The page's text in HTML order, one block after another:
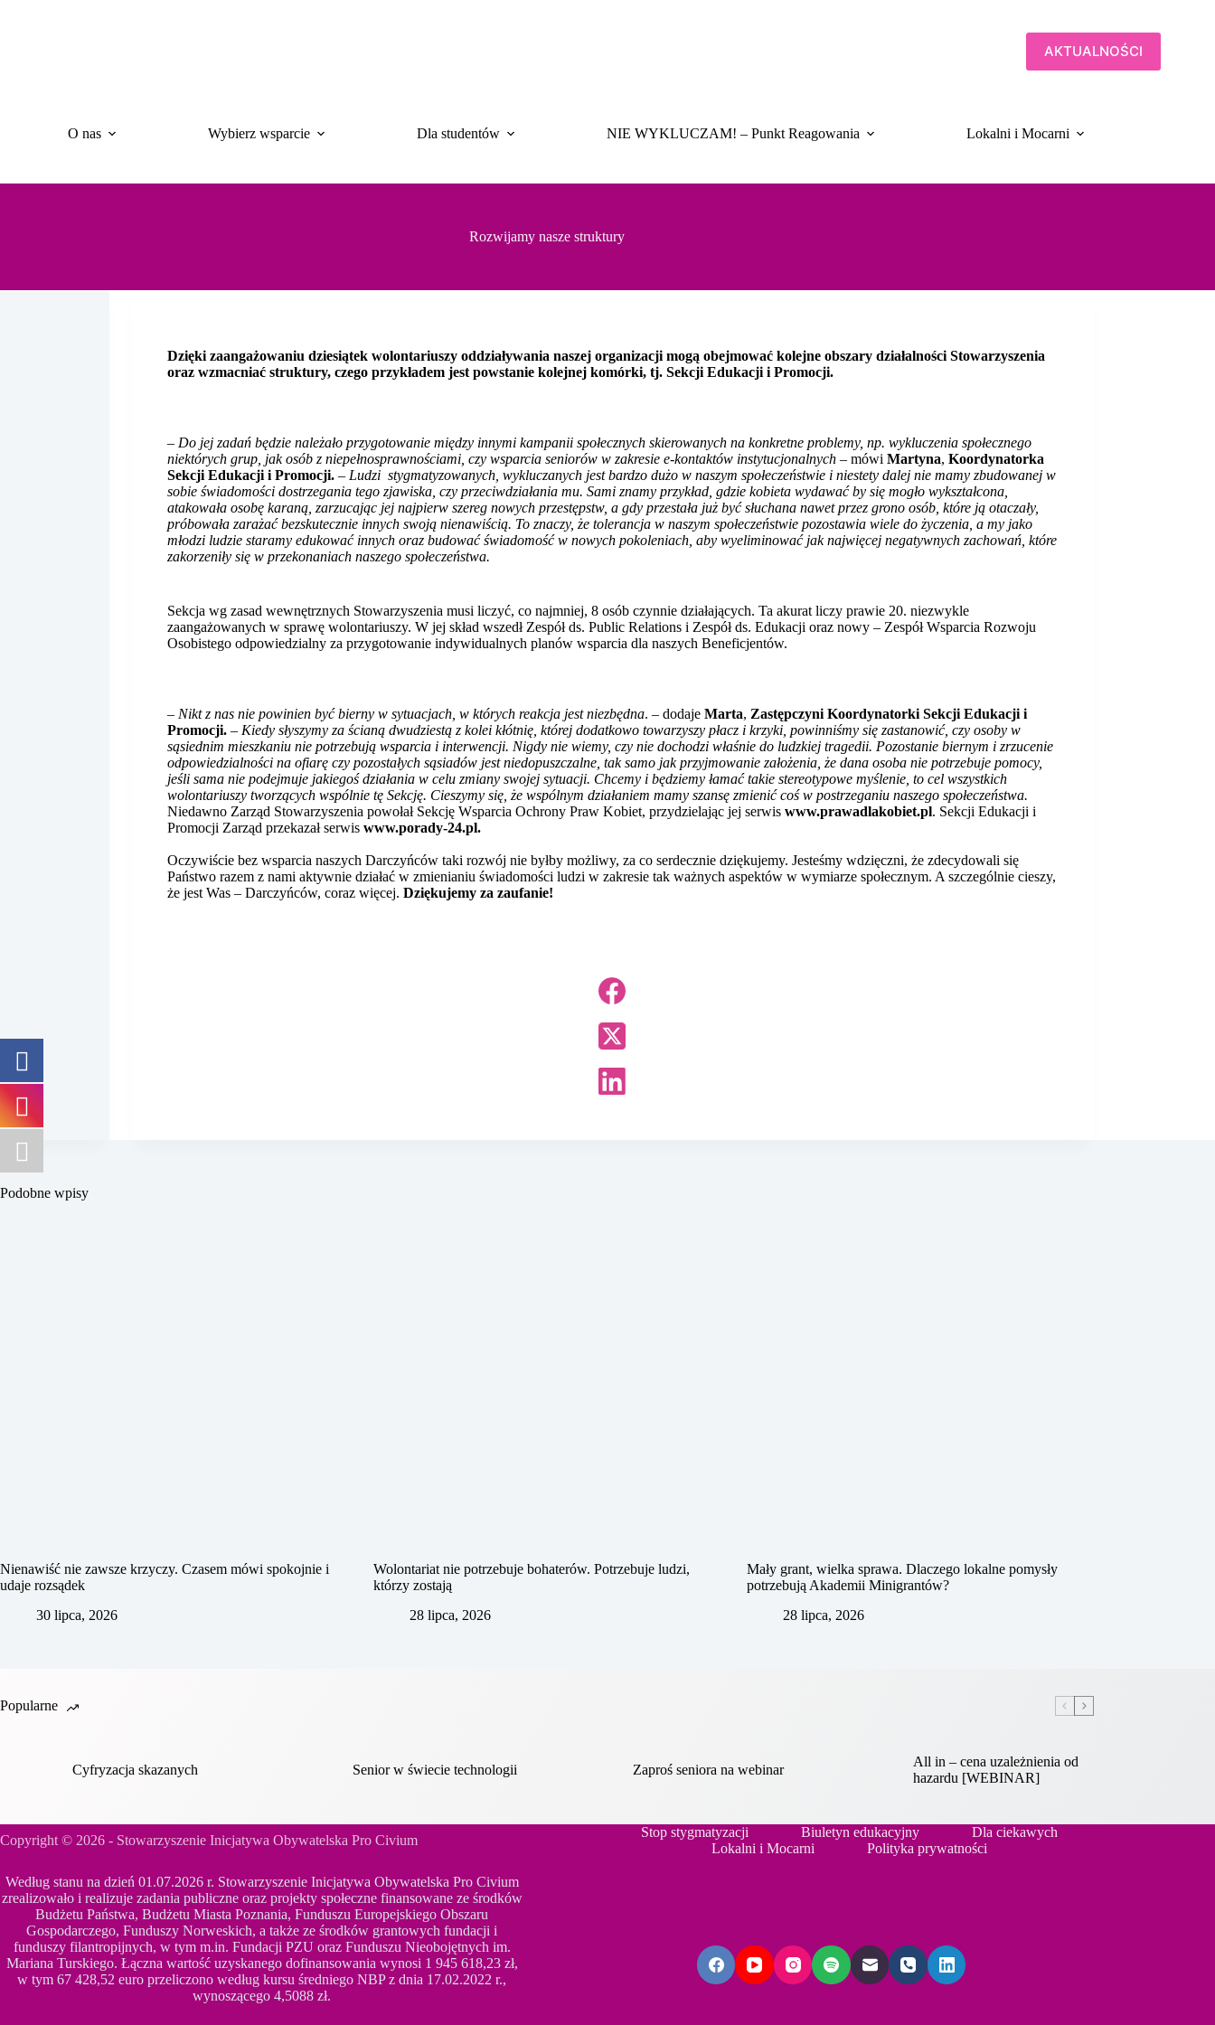
AKTUALNOŚCI
O nas Wybierz wsparcie Dla studentów NIE WYKLUCZAM! – Punkt Reagowania Lokalni i Mocarni
Rozwijamy nasze struktury
Dzięki zaangażowaniu dziesiątek wolontariuszy oddziaływania naszej organizacji mogą obejmować kolejne obszary działalności Stowarzyszenia
oraz wzmacniać struktury, czego przykładem jest powstanie kolejnej komórki, tj. Sekcji Edukacji i Promocji.
– Do jej zadań będzie należało przygotowanie między innymi kampanii społecznych skierowanych na konkretne problemy, np. wykluczenia społecznego
niektórych grup, jak osób z niepełnosprawnościami, czy wsparcia seniorów w zakresie e-kontaktów instytucjonalnych – mówiMartyna,Koordynatorka
Sekcji Edukacji i Promocji. – Ludzi stygmatyzowanych, wykluczanych jest bardzo dużo w naszym społeczeństwie i niestety dalej nie mamy zbudowanej w
sobie świadomości dostrzegania tego zjawiska, czy przeciwdziałania mu. Sami znamy przykład, gdzie kobieta wydawać by się mogło wykształcona,
atakowała osobę karaną, zarzucając jej najpierw szereg nowych przestępstw, a gdy przestała już być słuchana nawet przez grono osób, które ją otaczały,
próbowała zarażać bezskutecznie innych swoją nienawiścią. To znaczy, że tolerancja w naszym społeczeństwie pozostawia wiele do życzenia, a my jako
młodzi ludzie staramy edukować innych oraz budować świadomość w nowych pokoleniach, aby wyeliminować jak najwięcej negatywnych zachowań, które
zakorzeniły się w przekonaniach naszego społeczeństwa.
Sekcja wg zasad wewnętrznych Stowarzyszenia musi liczyć, co najmniej, 8 osób czynnie działających. Ta akurat liczy prawie 20. niezwykle
zaangażowanych w sprawę wolontariuszy. W jej skład wszedł Zespół ds. Public Relations i Zespół ds. Edukacji oraz nowy – Zespół Wsparcia Rozwoju
Osobistego odpowiedzialny za przygotowanie indywidualnych planów wsparcia dla naszych Beneficjentów.
– Nikt z nas nie powinien być bierny w sytuacjach, w których reakcja jest niezbędna. – dodajeMarta, Zastępczyni Koordynatorki Sekcji Edukacji i
Promocji. – Kiedy słyszymy za ścianą dwudziestą z kolei kłótnię, której dodatkowo towarzyszy płacz i krzyki, powinniśmy się zastanowić, czy osoby w
sąsiednim mieszkaniu nie potrzebują wsparcia i interwencji. Nigdy nie wiemy, czy nie dochodzi właśnie do ludzkiej tragedii. Pozostanie biernym i zrzucenie
odpowiedzialności na ofiarę czy pozostałych sąsiadów jest niedopuszczalne, tak samo jak przyjmowanie założenia, że dana osoba nie potrzebuje pomocy,
jeśli sama nie podejmuje jakiegoś działania w celu zmiany swojej sytuacji. Chcemy i będziemy łamać takie stereotypowe myślenie, to cel wszystkich
wolontariuszy tworzących wspólnie tę Sekcję. Cieszymy się, że wspólnym działaniem mamy szansę zmienić coś w postrzeganiu naszego społeczeństwa.
Niedawno Zarząd Stowarzyszenia powołał Sekcję Wsparcia Ochrony Praw Kobiet, przydzielając jej serwis www.prawadlakobiet.pl. Sekcji Edukacji i
Promocji Zarząd przekazał serwiswww.porady-24.pl.
Oczywiście bez wsparcia naszych Darczyńców taki rozwój nie byłby możliwy, za co serdecznie dziękujemy. Jesteśmy wdzięczni, że zdecydowali się
Państwo razem z nami aktywnie działać w zmienianiu świadomości ludzi w zakresie tak ważnych aspektów w wymiarze społecznym. A szczególnie cieszy,
że jest Was – Darczyńców, coraz więcej.Dziękujemy za zaufanie!
Podobne wpisy
Nienawiść nie zawsze krzyczy. Czasem mówi spokojnie i
udaje rozsądek
30 lipca, 2026
Wolontariat nie potrzebuje bohaterów. Potrzebuje ludzi,
którzy zostają
28 lipca, 2026
Mały grant, wielka sprawa. Dlaczego lokalne pomysły
potrzebują Akademii Minigrantów?
28 lipca, 2026
Popularne
Cyfryzacja skazanych Senior w świecie technologii Zaproś seniora na webinar
All in – cena uzależnienia od
hazardu [WEBINAR]
Copyright © 2026 - Stowarzyszenie Inicjatywa Obywatelska Pro Civium
Stop stygmatyzacji Biuletyn edukacyjny
Dla ciekawych
Lokalni i Mocarni
Polityka prywatności
Według stanu na dzień 01.07.2026 r. Stowarzyszenie Inicjatywa Obywatelska Pro Civium
zrealizowało i realizuje zadania publiczne oraz projekty społeczne finansowane ze środków
Budżetu Państwa, Budżetu Miasta Poznania, Funduszu Europejskiego Obszaru
Gospodarczego, Funduszy Norweskich, a także ze środków grantowych fundacji i
funduszy filantropijnych, w tym m.in. Fundacji PZU oraz Funduszu Nieobojętnych im.
Mariana Turskiego. Łączna wartość uzyskanego dofinansowania wynosi 1 945 618,23 zł,
w tym 67 428,52 euro przeliczono według kursu średniego NBP z dnia 17.02.2022 r.,
wynoszącego 4,5088 zł.